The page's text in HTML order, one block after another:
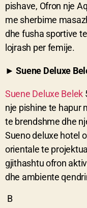
pishave, Ofron nje
me sherbime
dhe fusha sportive
lojrash per femije.
► Suene Deluxe
Suene Deluxe Belek
nje pishine te hapur
te brendshme dhe
Sueno deluxe hotel
orientale te
gjithashtu ofron
dhe ambiente
B